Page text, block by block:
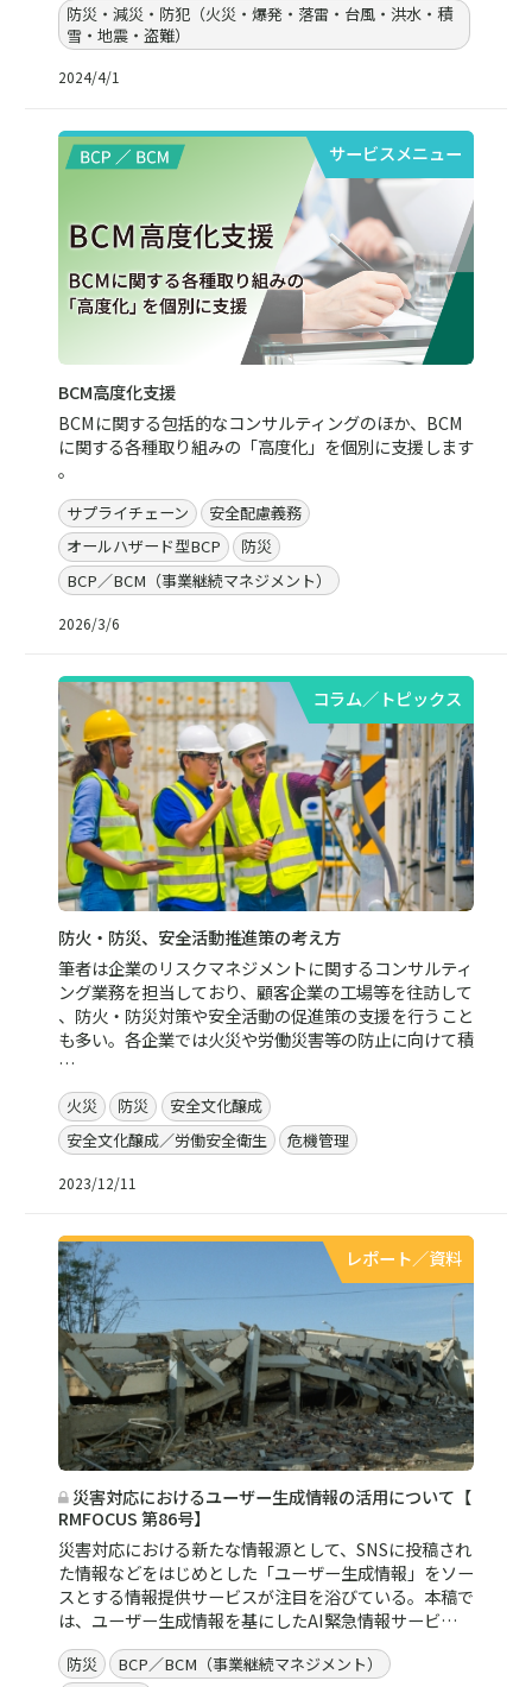
防災・減災・防犯（火災・爆発・落雷・台風・洪水・積
雪・地震・盗難）
2024/4/1
サービスメニュー
BCM高度化支援
BCMに関する包括的なコンサルティングのほか、BCM
に関する各種取り組みの「高度化」を個別に支援します
。
サプライチェーン
安全配慮義務
オールハザード型BCP
防災
BCP／BCM（事業継続マネジメント）
2026/3/6
コラム／トピックス
防火・防災、安全活動推進策の考え方
筆者は企業のリスクマネジメントに関するコンサルティ
ング業務を担当しており、顧客企業の工場等を往訪して
、防火・防災対策や安全活動の促進策の支援を行うこと
も多い。各企業では火災や労働災害等の防止に向けて積
…
火災 防災
安全文化醸成
安全文化醸成／労働安全衛生
危機管理
2023/12/11
レポート／資料
災害対応におけるユーザー生成情報の活用について【
RMFOCUS 第86号】
災害対応における新たな情報源として、SNSに投稿され
た情報などをはじめとした「ユーザー生成情報」をソー
スとする情報提供サービスが注目を浴びている。本稿で
は、ユーザー生成情報を基にしたAI緊急情報サービ…
防災
BCP／BCM（事業継続マネジメント）